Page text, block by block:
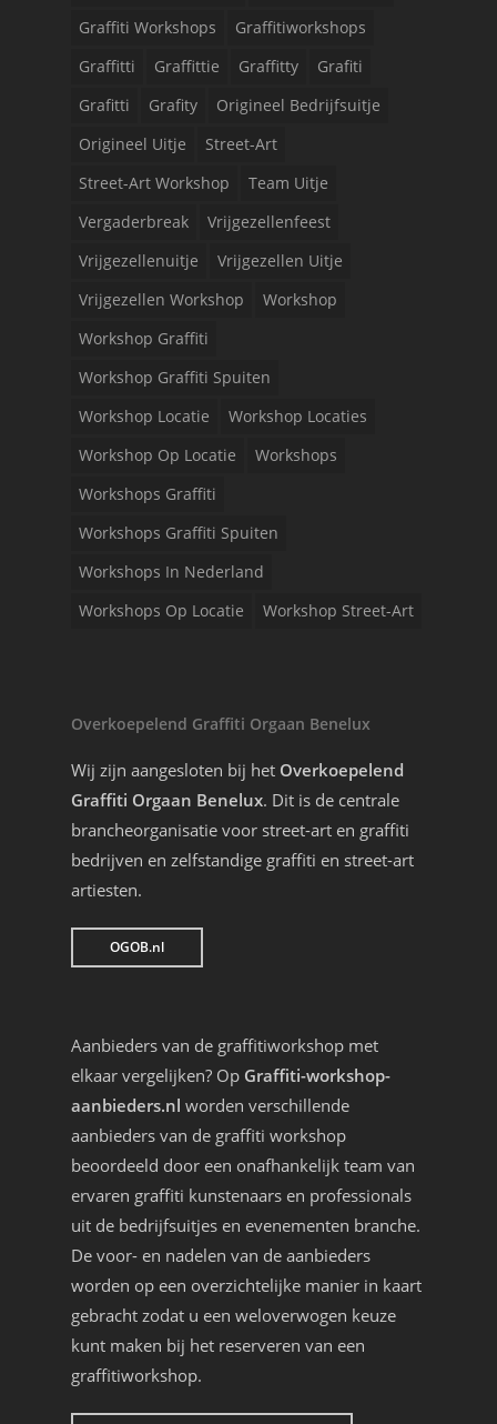
Graffiti Workshops
Graffitiworkshops
Graffitti
Graffittie Graffitty
Grafiti
Grafitti
Grafity
Origineel Bedrijfsuitje
Origineel Uitje
Street-Art
Street-Art Workshop
Team Uitje
Vergaderbreak
Vrijgezellenfeest
Vrijgezellenuitje
Vrijgezellen Uitje
Vrijgezellen Workshop
Workshop
Workshop Graffiti
Workshop Graffiti Spuiten
Workshop Locatie
Workshop Locaties
Workshop Op Locatie
Workshops
Workshops Graffiti
Workshops Graffiti Spuiten
Workshops In Nederland
Workshops Op Locatie
Workshop Street-Art
Overkoepelend Graffiti Orgaan Benelux
Wij zijn aangesloten bij het Overkoepelend
Graffiti Orgaan Benelux. Dit is de centrale
brancheorganisatie voor street-art en graffiti
bedrijven en zelfstandige graffiti en street-art
artiesten.
OGOB.nl
Aanbieders van de graffitiworkshop met
elkaar vergelijken? Op Graffiti-workshop-
aanbieders.nl worden verschillende
aanbieders van de graffiti workshop
beoordeeld door een onafhankelijk team van
ervaren graffiti kunstenaars en professionals
uit de bedrijfsuitjes en evenementen branche.
De voor- en nadelen van de aanbieders
worden op een overzichtelijke manier in kaart
gebracht zodat u een weloverwogen keuze
kunt maken bij het reserveren van een
graffitiworkshop.